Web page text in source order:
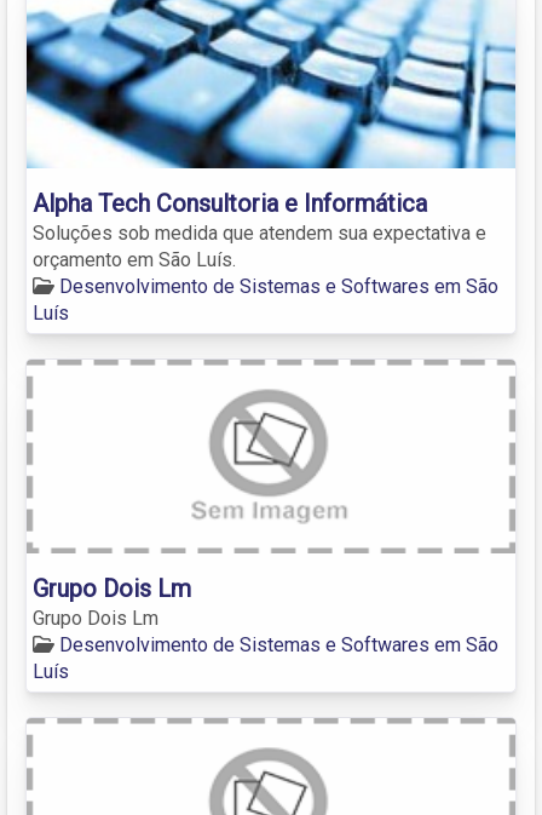
Alpha Tech Consultoria e Informática
Soluções sob medida que atendem sua expectativa e
orçamento em São Luís.
Desenvolvimento de Sistemas e Softwares em São
Luís
Grupo Dois Lm
Grupo Dois Lm
Desenvolvimento de Sistemas e Softwares em São
Luís